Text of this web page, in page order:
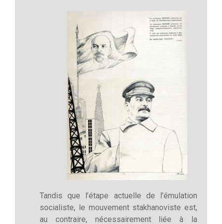
Tandis que l’étape actuelle de l’émulation
socialiste, le mouvement stakhanoviste est,
au contraire, nécessairement liée à la